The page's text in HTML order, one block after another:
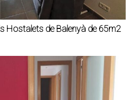
Hostalets de Balenyà de 65m2